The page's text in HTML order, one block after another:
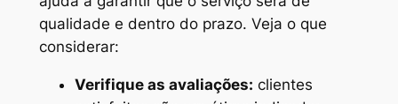
qualidade e dentro do prazo. Veja o que
considerar:
Verifique as avaliações: clientes